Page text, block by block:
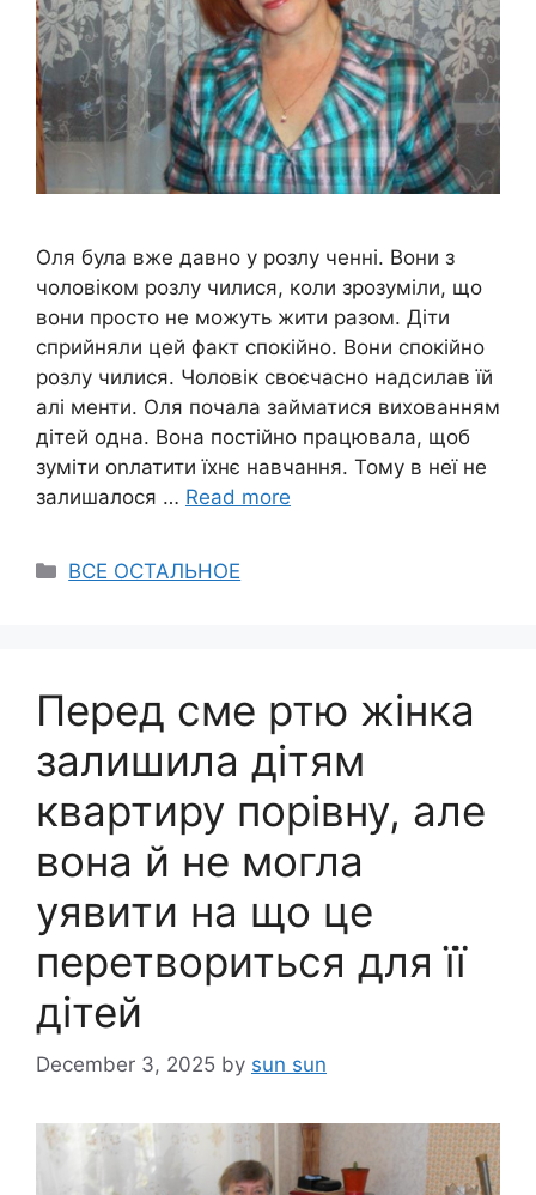
Оля була вже давно у розлу ченні. Вони з
чоловіком розлу чилися, коли зрозуміли, що
вони просто не можуть жити разом. Діти
сприйняли цей факт спокійно. Вони спокійно
розлу чилися. Чоловік своєчасно надсилав їй
алі менти. Оля почала займатися вихованням
дітей одна. Вона постійно працювала, щоб
зуміти оnлатити їхнє навчання. Тому в неї не
залишалося … Read more
Categories
ВСЕ ОСТАЛЬНОЕ
Перед сме ртю жінка
залишила дітям
квартиру порівну, але
вона й не могла
уявити на що це
перетвориться для її
дітей
December 3, 2025 by sun sun